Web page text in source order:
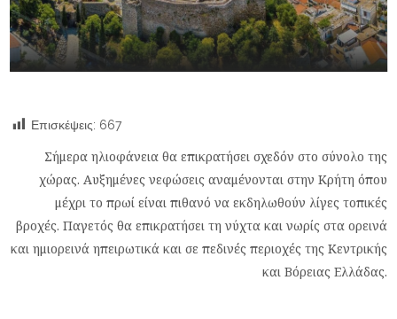
Επισκέψεις: 667
Σήμερα ηλιοφάνεια θα επικρατήσει σχεδόν στο σύνολο της
χώρας. Αυξημένες νεφώσεις αναμένονται στην Κρήτη όπου
μέχρι το πρωί είναι πιθανό να εκδηλωθούν λίγες τοπικές
βροχές. Παγετός θα επικρατήσει τη νύχτα και νωρίς στα ορεινά
και ημιορεινά ηπειρωτικά και σε πεδινές περιοχές της Κεντρικής
και Βόρειας Ελλάδας.